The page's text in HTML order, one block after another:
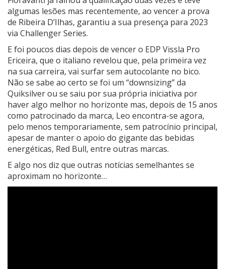
algumas lesões mas recentemente, ao vencer a prova
de Ribeira D’Ilhas, garantiu a sua presença para 2023
via Challenger Series.
E foi poucos dias depois de vencer o EDP Vissla Pro
Ericeira, que o italiano revelou que, pela primeira vez
na sua carreira, vai surfar sem autocolante no bico.
Não se sabe ao certo se foi um “downsizing” da
Quiksilver ou se saiu por sua própria iniciativa por
haver algo melhor no horizonte mas, depois de 15 anos
como patrocinado da marca, Leo encontra-se agora,
pelo menos temporariamente, sem patrocínio principal,
apesar de manter o apoio do gigante das bebidas
energéticas, Red Bull, entre outras marcas.
E algo nos diz que outras notícias semelhantes se
aproximam no horizonte…